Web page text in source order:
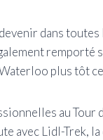
dans
remporté
plus tôt
au Tour
avec Lidl-Trek,